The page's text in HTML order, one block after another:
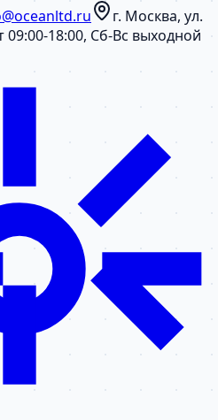
г. Москва, ул.
09:00-18:00, Сб-Вс выходной